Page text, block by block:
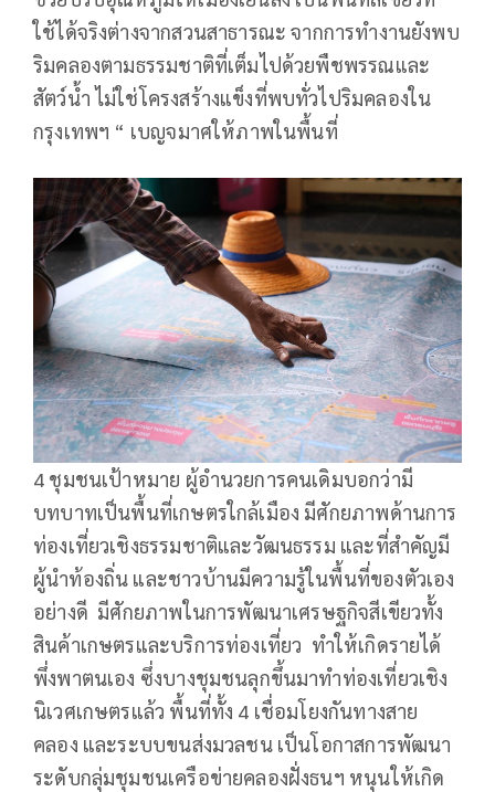
ใช้ได้จริงต่างจากสวนสาธารณะ จากการทำงานยังพบ
ริมคลองตามธรรมชาติที่เต็มไปด้วยพืชพรรณและ
สัตว์น้ำ ไม่ใช่โครงสร้างแข็งที่พบทั่วไปริมคลองใน
กรุงเทพฯ “ เบญจมาศให้ภาพในพื้นที่
4 ชุมชนเป้าหมาย ผู้อำนวยการคนเดิมบอกว่ามี
บทบาทเป็นพื้นที่เกษตรใกล้เมือง มีศักยภาพด้านการ
ท่องเที่ยวเชิงธรรมชาติและวัฒนธรรม และที่สำคัญมี
ผู้นำท้องถิ่น และชาวบ้านมีความรู้ในพื้นที่ของตัวเอง
อย่างดี มีศักยภาพในการพัฒนาเศรษฐกิจสีเขียวทั้ง
สินค้าเกษตรและบริการท่องเที่ยว ทำให้เกิดรายได้
พึ่งพาตนเอง ซึ่งบางชุมชนลุกขึ้นมาทำท่องเที่ยวเชิง
นิเวศเกษตรแล้ว พื้นที่ทั้ง 4 เชื่อมโยงกันทางสาย
คลอง และระบบขนส่งมวลชน เป็นโอกาสการพัฒนา
ระดับกลุ่มชุมชนเครือข่ายคลองฝั่งธนฯ หนุนให้เกิด